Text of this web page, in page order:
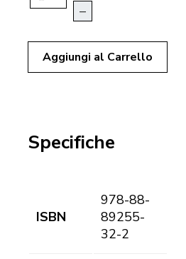
–
Aggiungi al Carrello
Specifiche
ISBN
978-88-
89255-
32-2